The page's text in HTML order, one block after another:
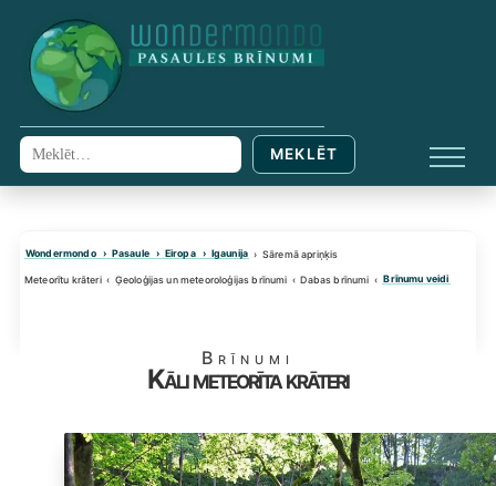
content
Meklēt: MEKLĒT
Wondermondo Pasaule Eiropa Igaunija Sāremā apriņķis
Meteorītu krāteri Ģeoloģijas un meteoroloģijas brīnumi Dabas brīnumi Brīnumu veidi
Brīnumi
Kāli meteorīta krāteri